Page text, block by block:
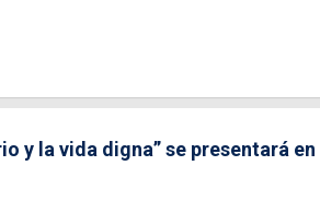
y la vida digna” se presentará en